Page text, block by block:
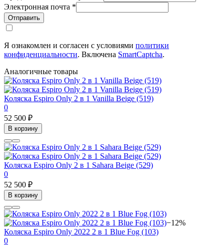
Электронная почта *
Отправить
Я ознакомлен и согласен с условиями политики
конфиденциальности. Включена SmartCaptcha.
Аналогичные товары
Коляска Espiro Only 2 в 1 Vanilla Beige (519)
0
52 500 ₽
В корзину
Коляска Espiro Only 2 в 1 Sahara Beige (529)
0
52 500 ₽
В корзину
−12%
Коляска Espiro Only 2022 2 в 1 Blue Fog (103)
0